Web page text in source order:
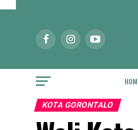
KOTA GORONTALO